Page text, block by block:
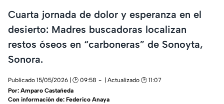
Cuarta jornada de dolor y esperanza en el
desierto: Madres buscadoras localizan
restos óseos en “carboneras” de Sonoyta,
Sonora.
Publicado 15/05/2026 | 🕑 09:58
| Actualizado 🕑 11:07
Por: Amparo Castañeda
Con información de: Federico Anaya